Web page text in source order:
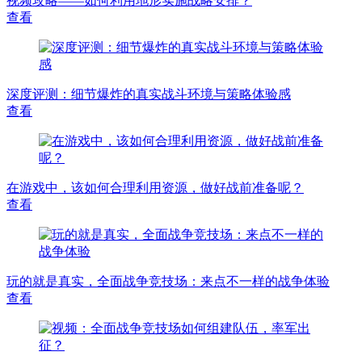
查看
深度评测：细节爆炸的真实战斗环境与策略体验感
查看
在游戏中，该如何合理利用资源，做好战前准备呢？
查看
玩的就是真实，全面战争竞技场：来点不一样的战争体验
查看